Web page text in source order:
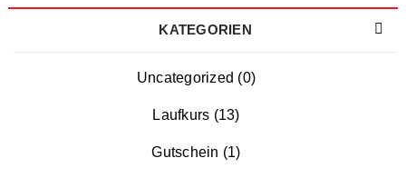
KATEGORIEN
Uncategorized (0)
Laufkurs (13)
Gutschein (1)